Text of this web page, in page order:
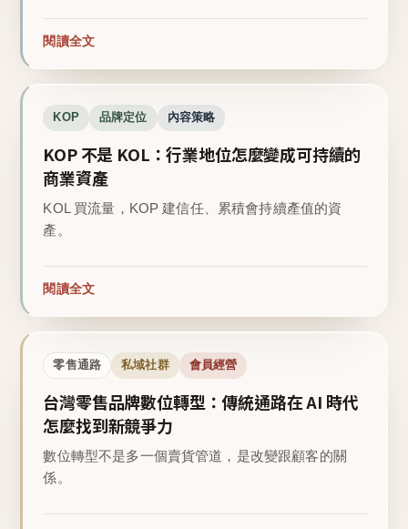
閱讀全文
KOP 品牌定位 內容策略
KOP 不是 KOL：行業地位怎麼變成可持續的
商業資產
KOL 買流量，KOP 建信任、累積會持續產值的資
產。
閱讀全文
零售通路 私域社群 會員經營
台灣零售品牌數位轉型：傳統通路在 AI 時代
怎麼找到新競爭力
數位轉型不是多一個賣貨管道，是改變跟顧客的關
係。